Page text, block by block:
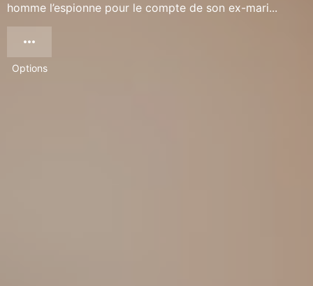
homme l’espionne pour le compte de son ex-mari...
Options